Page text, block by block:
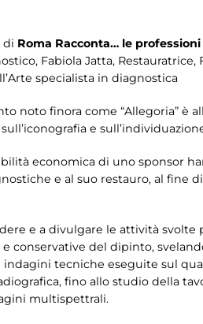
di Roma Racconta… le
Fabiola Jatta, Restauratrice,
specialista in diagnostica
noto finora come “Allegoria” è
e
economica di uno sponsor
e al suo restauro, al fine
e a divulgare le attività svolte
del dipinto,
tecniche eseguite sul
fino allo studio della
multispettrali.